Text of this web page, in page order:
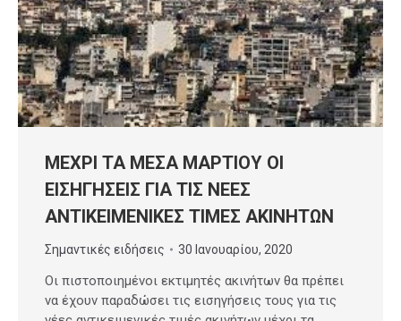
ΜΕΧΡΙ ΤΑ ΜΕΣΑ ΜΑΡΤΙΟΥ ΟΙ
ΕΙΣΗΓΗΣΕΙΣ ΓΙΑ ΤΙΣ ΝΕΕΣ
ΑΝΤΙΚΕΙΜΕΝΙΚΕΣ ΤΙΜΕΣ ΑΚΙΝΗΤΩΝ
Σημαντικές ειδήσεις 30 Ιανουαρίου, 2020
Οι πιστοποιημένοι εκτιμητές ακινήτων θα πρέπει
να έχουν παραδώσει τις εισηγήσεις τους για τις